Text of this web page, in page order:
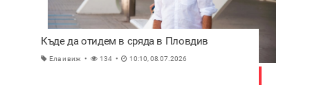
Къде да отидем в сряда в Пловдив
Ела и виж 134 10:10, 08.07.2026